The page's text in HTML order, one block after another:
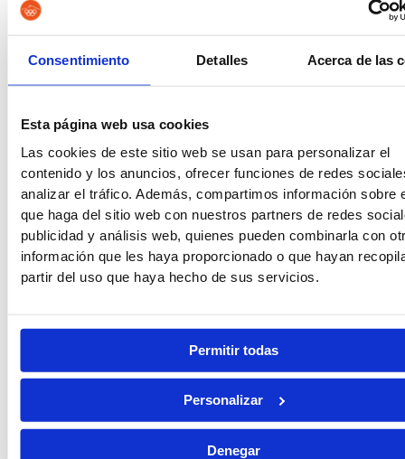
Consentimiento Detalles Acerca de las
Esta página web usa cookies
Las cookies de este sitio web se usan para personalizar el
contenido y los anuncios, ofrecer funciones de redes
analizar el tráfico. Además, compartimos información sobre
que haga del sitio web con nuestros partners de redes
publicidad y análisis web, quienes pueden combinarla con
información que les haya proporcionado o que hayan
partir del uso que haya hecho de sus servicios.
Permitir todas
Personalizar
Denegar
Auxilio Judicial
Tramitación Procesal